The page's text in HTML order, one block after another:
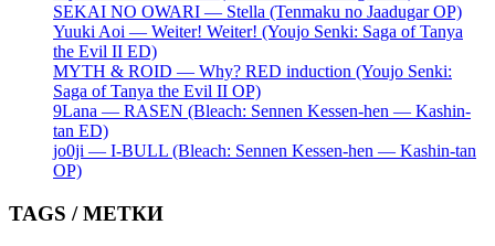
SEKAI NO OWARI — Stella (Tenmaku no Jaadugar OP)
Yuuki Aoi — Weiter! Weiter! (Youjo Senki: Saga of Tanya
the Evil II ED)
MYTH & ROID — Why? RED induction (Youjo Senki:
Saga of Tanya the Evil II OP)
9Lana — RASEN (Bleach: Sennen Kessen-hen — Kashin-
tan ED)
jo0ji — I-BULL (Bleach: Sennen Kessen-hen — Kashin-tan
OP)
TAGS / МЕТКИ